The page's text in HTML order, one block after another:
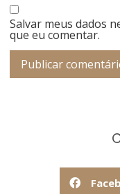
Salvar meus dados
que eu comentar.